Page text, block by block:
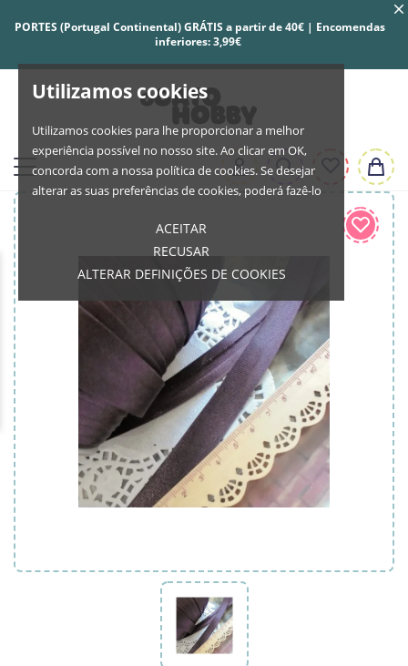
Utilizamos cookies
Utilizamos cookies para lhe proporcionar a melhor
experiência possível no nosso site. Ao clicar em OK,
concorda com a nossa política de cookies. Se desejar
alterar as suas preferências de cookies, poderá fazê-lo
ACEITAR
RECUSAR
ALTERAR DEFINIÇÕES DE COOKIES
PORTES (Portugal Continental) GRÁTIS a partir de 40€ | Encomendas
inferiores: 3,99€